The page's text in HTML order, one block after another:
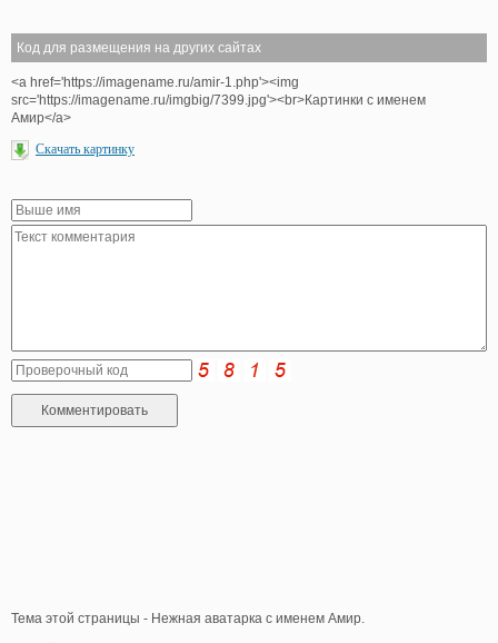
Код для размещения на других сайтах
<a href='https://imagename.ru/amir-1.php'><img
src='https://imagename.ru/imgbig/7399.jpg'><br>Картинки с именем
Амир</a>
Скачать картинку
Тема этой страницы - Нежная аватарка с именем Амир.